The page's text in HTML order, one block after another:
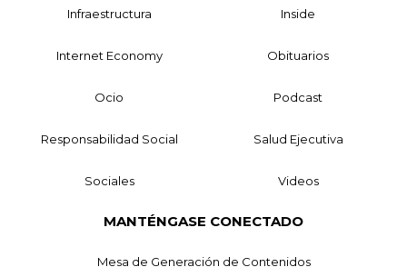
Infraestructura Inside
Internet Economy Obituarios
Ocio Podcast
Responsabilidad Social Salud Ejecutiva
Sociales Videos
MANTÉNGASE CONECTADO
Mesa de Generación de Contenidos